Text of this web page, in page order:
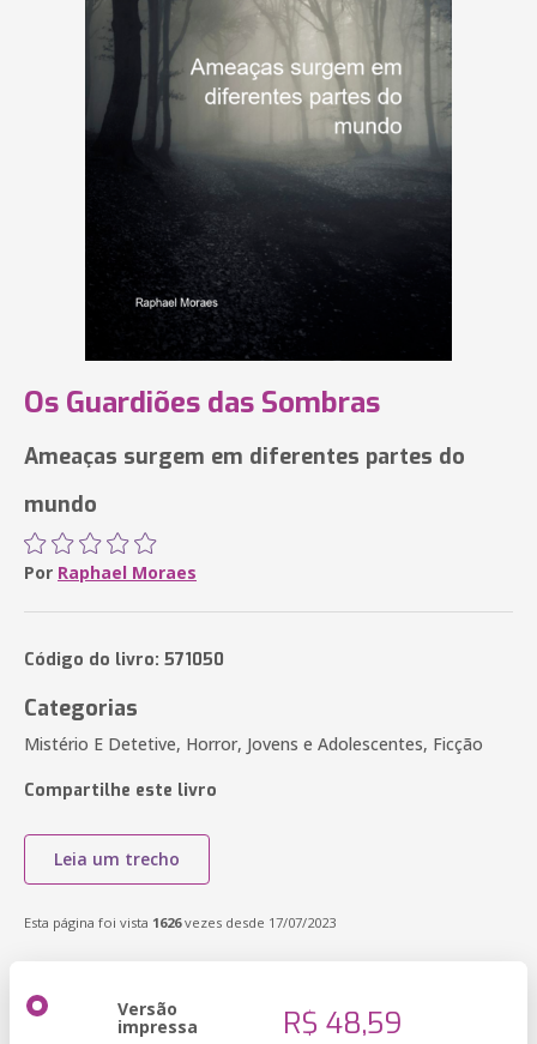
Os Guardiões das Sombras
Ameaças surgem em diferentes partes do
mundo
Por Raphael Moraes
Código do livro: 571050
Categorias
Mistério E Detetive, Horror, Jovens e Adolescentes, Ficção
Compartilhe este livro
Leia um trecho
Esta página foi vista 1626vezes desde 17/07/2023
Versão
impressa R$ 48,59